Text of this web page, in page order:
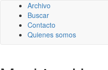
Archivo
Buscar
Contacto
Quienes somos